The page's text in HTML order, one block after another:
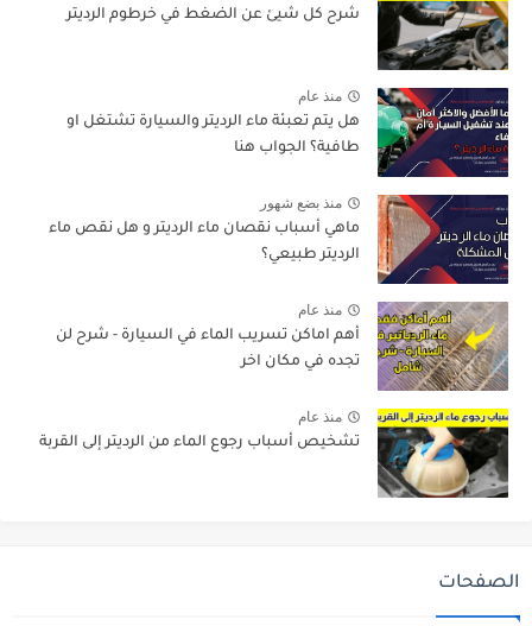
شرح كل شيئ عن الضغط في خرطوم الرديتر
منذ عام
هل يتم تعبئة ماء الرديتر والسيارة تشتغل او
طافية؟ الجواب هنا
منذ بضع شهور
ماهي أسباب نقصان ماء الرديتر و هل نقص ماء
الرديتر طبيعي؟
منذ عام
أهم اماكن تسريب الماء في السيارة - شرح لن
تجده في مكان اخر
منذ عام
تشخيص أسباب رجوع الماء من الرديتر إلى القربة
الصفحات